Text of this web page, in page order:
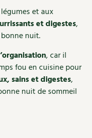
et aux
et digestes,
bonne nuit.
, car il
fou en cuisine pour
sains et digestes,
nuit de sommeil